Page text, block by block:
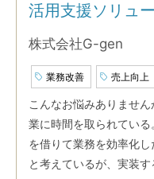
活用支援ソリュ
株式会社G-gen
業務改善 売上向上
こんなお悩みありませ
業に時間を取られてい
を借りて業務を効率化
と考えているが、実装す